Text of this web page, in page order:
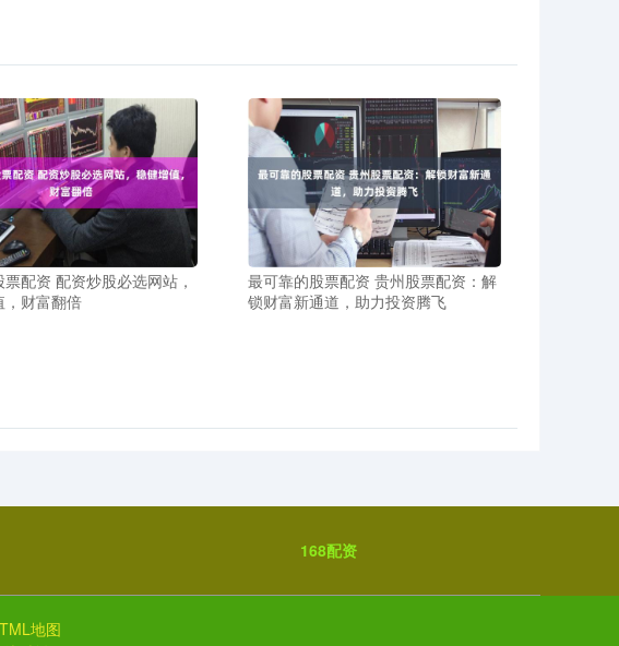
配资 配资炒股必选网站，
，财富翻倍
最可靠的股票配资 贵州股票配资：解
锁财富新通道，助力投资腾飞
168配资
地图